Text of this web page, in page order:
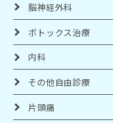
脳神経外科
ボトックス治療
内科
その他自由診療
片頭痛